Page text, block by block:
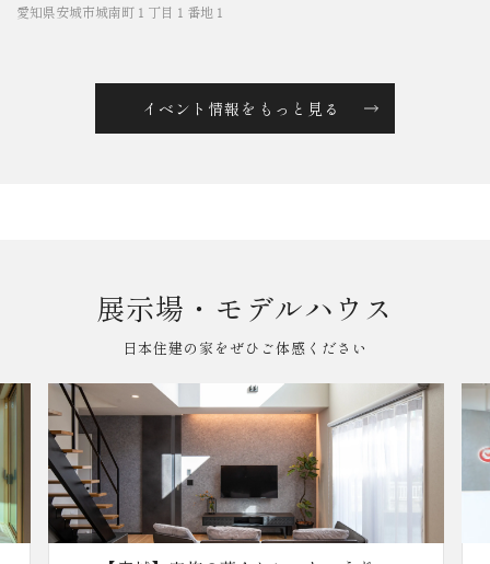
愛知県安城市城南町１丁目１番地１
イベント情報をもっと見る
展示場・モデルハウス
日本住建の家をぜひご体感ください